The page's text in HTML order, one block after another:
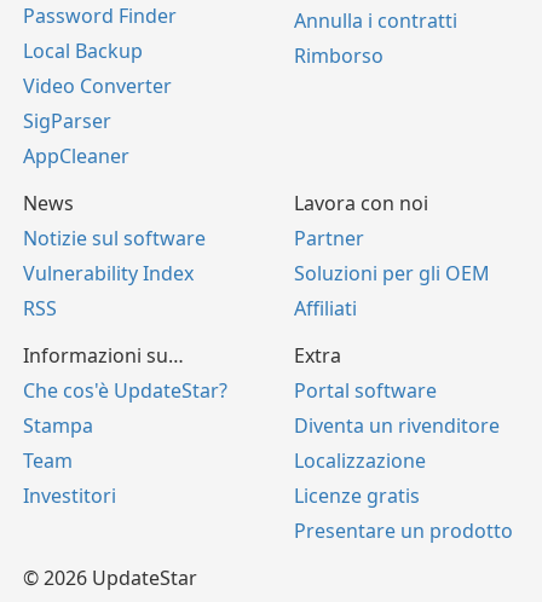
Password Finder
Local Backup
Video Converter
SigParser
AppCleaner
Annulla i contratti
Rimborso
News
Notizie sul software
Vulnerability Index
RSS
Lavora con noi
Partner
Soluzioni per gli OEM
Affiliati
Informazioni su…
Che cos'è UpdateStar?
Stampa
Team
Investitori
Extra
Portal software
Diventa un rivenditore
Localizzazione
Licenze gratis
Presentare un prodotto
© 2026 UpdateStar